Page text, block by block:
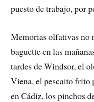
puesto de trabajo, por
Memorias olfativas no
baguette en las
tardes de Windsor, el
Viena, el pescaito frito
en Cádiz, los pinchos